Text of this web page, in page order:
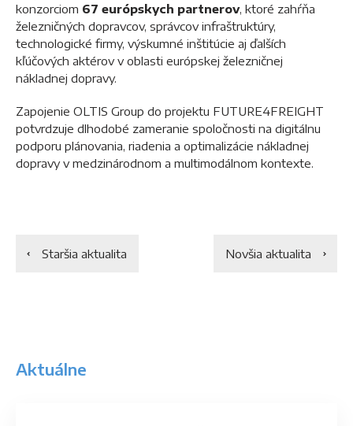
konzorciom 67 európskych partnerov, ktoré zahŕňa
železničných dopravcov, správcov infraštruktúry,
technologické firmy, výskumné inštitúcie aj ďalších
kľúčových aktérov v oblasti európskej železničnej
nákladnej dopravy.
Zapojenie OLTIS Group do projektu FUTURE4FREIGHT
potvrdzuje dlhodobé zameranie spoločnosti na digitálnu
podporu plánovania, riadenia a optimalizácie nákladnej
dopravy v medzinárodnom a multimodálnom kontexte.
Staršia aktualita Novšia aktualita
Aktuálne